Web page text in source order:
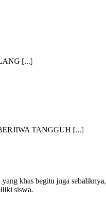
[...]
TANGGUH [...]
khas begitu juga
siswa.